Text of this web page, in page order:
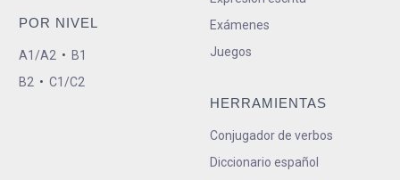
POR NIVEL
A1/A2 • B1
B2 • C1/C2
Exámenes
Juegos
HERRAMIENTAS
Conjugador de verbos
Diccionario español